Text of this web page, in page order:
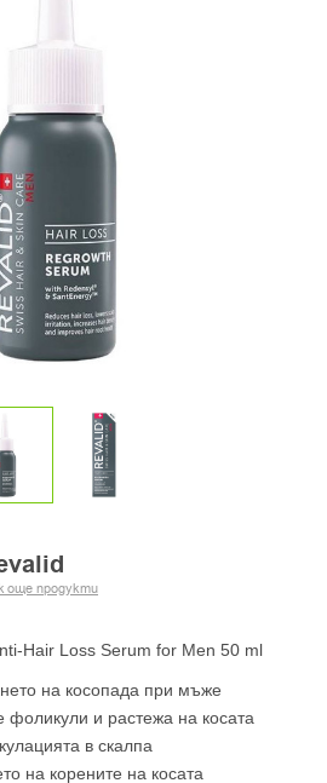
още продукти
Hair Loss Serum for Men 50 ml
на косопада при мъже
фоликули и растежа на косата
в скалпа
на корените на косата